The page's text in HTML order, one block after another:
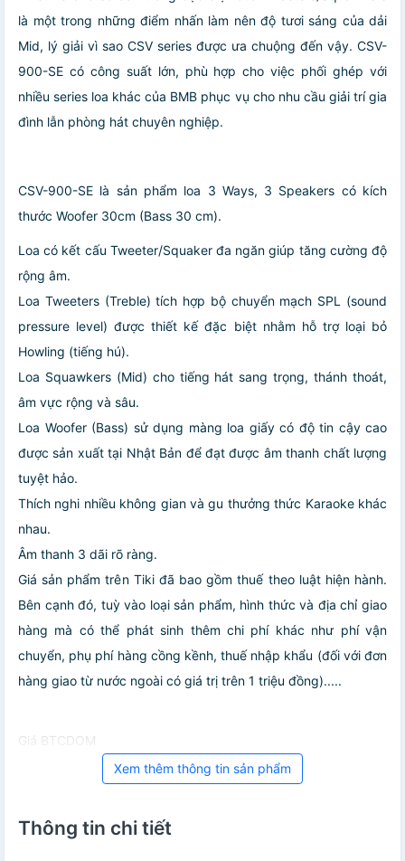
là một trong những điểm nhấn làm nên độ tươi sáng của dải
Mid, lý giải vì sao CSV series được ưa chuộng đến vậy. CSV-
900-SE có công suất lớn, phù hợp cho việc phối ghép với
nhiều series loa khác của BMB phục vụ cho nhu cầu giải trí gia
đình lẫn phòng hát chuyên nghiệp.
CSV-900-SE là sản phẩm loa 3 Ways, 3 Speakers có kích
thước Woofer 30cm (Bass 30 cm).
Loa có kết cấu Tweeter/Squaker đa ngăn giúp tăng cường độ
rộng âm.
Loa Tweeters (Treble) tích hợp bộ chuyển mạch SPL (sound
pressure level) được thiết kế đặc biệt nhằm hỗ trợ loại bỏ
Howling (tiếng hú).
Loa Squawkers (Mid) cho tiếng hát sang trọng, thánh thoát,
âm vực rộng và sâu.
Loa Woofer (Bass) sử dụng màng loa giấy có độ tin cậy cao
được sản xuất tại Nhật Bản để đạt được âm thanh chất lượng
tuyệt hảo.
Thích nghi nhiều không gian và gu thưởng thức Karaoke khác
nhau.
Âm thanh 3 dãi rõ ràng.
Giá sản phẩm trên Tiki đã bao gồm thuế theo luật hiện hành.
Bên cạnh đó, tuỳ vào loại sản phẩm, hình thức và địa chỉ giao
hàng mà có thể phát sinh thêm chi phí khác như phí vận
chuyển, phụ phí hàng cồng kềnh, thuế nhập khẩu (đối với đơn
hàng giao từ nước ngoài có giá trị trên 1 triệu đồng).....
Giá BTCDOM
Xem thêm thông tin sản phẩm
Thông tin chi tiết